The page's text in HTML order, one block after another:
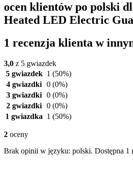
ocen klientów po polski
Heated LED Electric
1 recenzja klienta w
3,0 z 5 gwiazdek
5 gwiazdek 1 (50%)
4 gwiazdki 0 (0%)
3 gwiazdki 0 (0%)
2 gwiazdki 0 (0%)
1 gwiazdka 1 (50%)
2 oceny
Brak opinii w języku: polski. Dostępna 1